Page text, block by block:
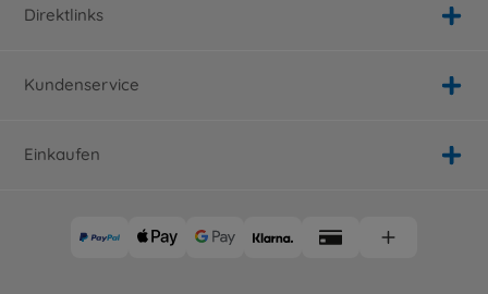
Direktlinks
Kundenservice
Einkaufen